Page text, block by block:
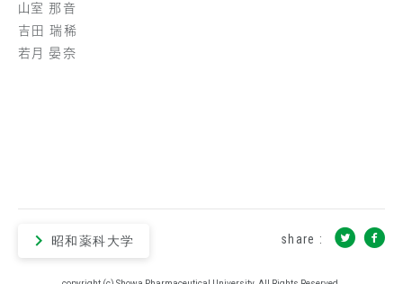
山室 那音
吉田 瑞稀
若月 晏奈
昭和薬科大学 share :